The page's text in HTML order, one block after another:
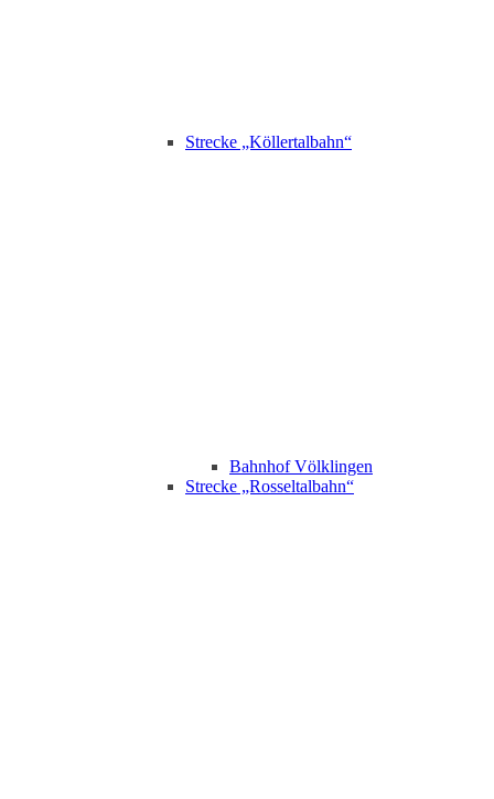
Strecke „Köllertalbahn“
Bahnhof Völklingen
Strecke „Rosseltalbahn“